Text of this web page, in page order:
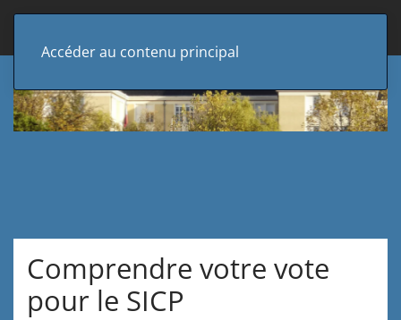
Accéder au contenu principal
Comprendre votre vote
pour le SICP